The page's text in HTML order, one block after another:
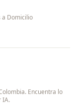
a Domicilio
Encuentra lo
IA.